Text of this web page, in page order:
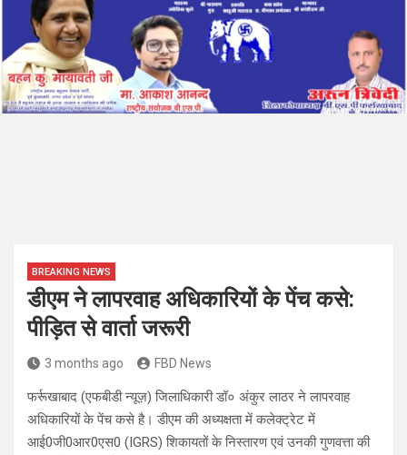
BREAKING NEWS
डीएम ने लापरवाह अधिकारियों के पेंच कसे:
पीड़ित से वार्ता जरूरी
3 months ago FBD News
फर्रूखाबाद (एफबीडी न्यूज़) जिलाधिकारी डॉ० अंकुर लाठर ने लापरवाह
अधिकारियों के पेंच कसे है। डीएम की अध्यक्षता में कलेक्ट्रेट में
आई0जी0आर0एस0 (IGRS) शिकायतों के निस्तारण एवं उनकी गुणवत्ता की